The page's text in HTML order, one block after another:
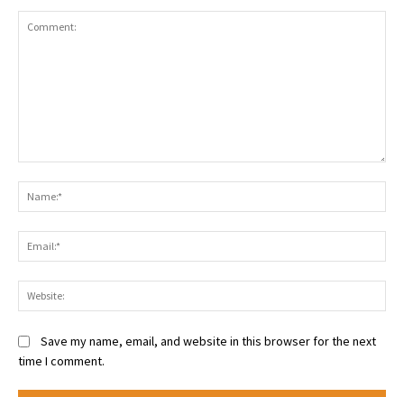
Save my name, email, and website in this browser for the next
time I comment.